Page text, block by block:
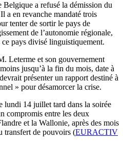
a refusé la démission du
a en revanche mandaté trois
tenter de sortir le pays de
de l’autonomie régionale,
pays divisé linguistiquement.
Leterme et son gouvernement
jusqu’à la fin du mois, date à
présenter un rapport destiné à
» pour désamorcer la crise.
lundi 14 juillet tard dans la soirée
compromis entre les deux
et la Wallonie, après des mois
transfert de pouvoirs (EURACTIV